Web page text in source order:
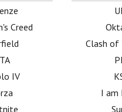
Creed
IV
Clash of
I am